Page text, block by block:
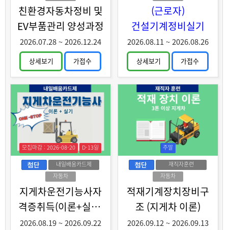
친환경자동차정비 및
EV부품관리 양성과정
2026.07.28~2026.12.24
상세보기 가접수
(근로자)
건설기계정비실기
2026.08.11~2026.08.26
상세보기 가접수
모집마감 : 2026-08-20
D-13일
내일배움카드제
자동차
지게차운전기능사자
격증취득(이론+실기)
과정 A
2026.08.19~2026.09.22
주말
재직자훈련
자동차
적재기계장치장비구
조 (지게차 이론)
2026.09.12~2026.09.13